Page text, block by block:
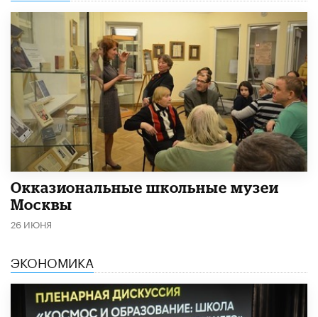
​Окказиональные школьные музеи
Москвы
26 ИЮНЯ
ЭКОНОМИКА